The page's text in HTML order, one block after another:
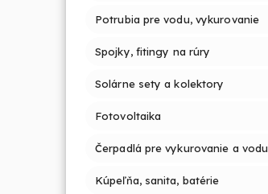
Potrubia pre vodu, vykurovanie
Spojky, fitingy na rúry
Solárne sety a kolektory
Fotovoltaika
Čerpadlá pre vykurovanie a vodu
Kúpeľňa, sanita, batérie